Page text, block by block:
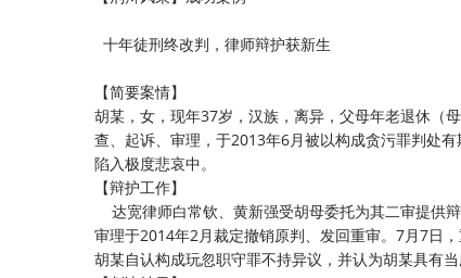
十年徒刑终改判，律师辩护获新生
【简要案情】
胡某，女，现年37岁，汉族，离异，父母年老退休（
查、起诉、审理，于2013年6月被以构成贪污罪判处
陷入极度悲哀中。
【辩护工作】
达宽律师白常钦、黄新强受胡母委托为其二审提供
审理于2014年2月裁定撤销原判、发回重审。7月7日
胡某自认构成玩忽职守罪不持异议，并认为胡某具有